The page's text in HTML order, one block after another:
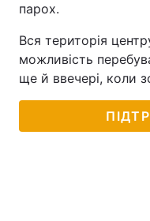
парох.
Вся територія
можливість
ще й ввечері, коли